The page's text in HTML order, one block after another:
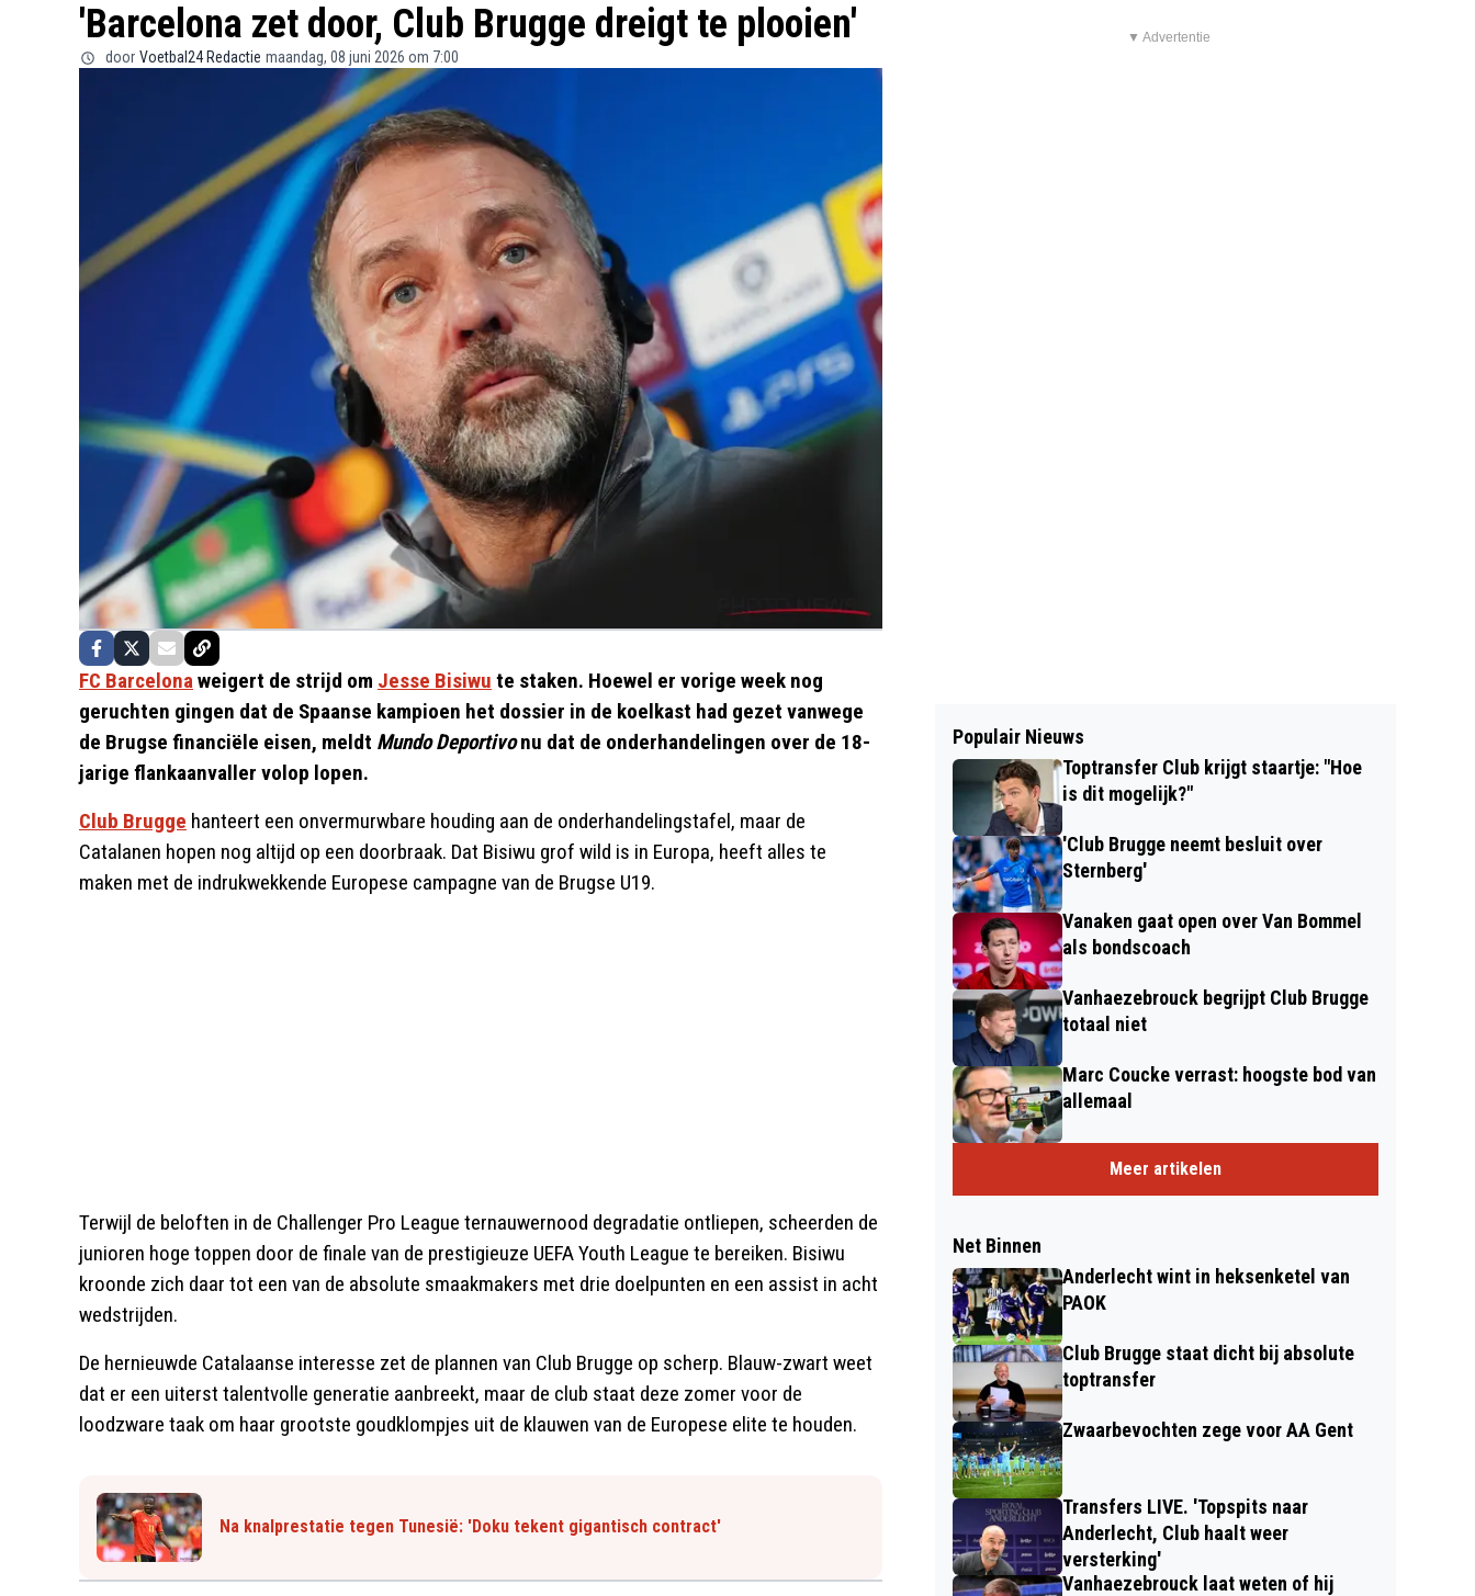
'Barcelona zet door, Club Brugge dreigt te plooien'
door Voetbal24 Redactie maandag, 08 juni 2026 om 7:00
FC Barcelona weigert de strijd om Jesse Bisiwu te staken. Hoewel er vorige week nog
geruchten gingen dat de Spaanse kampioen het dossier in de koelkast had gezet vanwege
de Brugse financiële eisen, meldt Mundo Deportivonu dat de onderhandelingen over de 18-
jarige flankaanvaller volop lopen.
Club Brugge hanteert een onvermurwbare houding aan de onderhandelingstafel, maar de
Catalanen hopen nog altijd op een doorbraak. Dat Bisiwu grof wild is in Europa, heeft alles te
maken met de indrukwekkende Europese campagne van de Brugse U19.
Terwijl de beloften in de Challenger Pro League ternauwernood degradatie ontliepen, scheerden de
junioren hoge toppen door de finale van de prestigieuze UEFA Youth League te bereiken. Bisiwu
kroonde zich daar tot een van de absolute smaakmakers met drie doelpunten en een assist in acht
wedstrijden.
De hernieuwde Catalaanse interesse zet de plannen van Club Brugge op scherp. Blauw-zwart weet
dat er een uiterst talentvolle generatie aanbreekt, maar de club staat deze zomer voor de
loodzware taak om haar grootste goudklompjes uit de klauwen van de Europese elite te houden.
Na knalprestatie tegen Tunesië: 'Doku tekent gigantisch contract'
▼ Advertentie
Populair Nieuws
Toptransfer Club krijgt staartje: "Hoe
is dit mogelijk?"
'Club Brugge neemt besluit over
Sternberg'
Vanaken gaat open over Van Bommel
als bondscoach
Vanhaezebrouck begrijpt Club Brugge
totaal niet
Marc Coucke verrast: hoogste bod van
allemaal
Meer artikelen
Net Binnen
Anderlecht wint in heksenketel van
PAOK
Club Brugge staat dicht bij absolute
toptransfer
Zwaarbevochten zege voor AA Gent
Transfers LIVE. 'Topspits naar
Anderlecht, Club haalt weer
versterking'
Vanhaezebrouck laat weten of hij